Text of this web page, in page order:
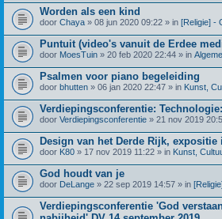
Worden als een kind
door Chaya » 08 jun 2020 09:22 » in [Religie] -
Puntuit (video's vanuit de Erdee
door MoesTuin » 20 feb 2020 22:44 » in
Psalmen voor piano begeleiding
door bhutten » 06 jan 2020 22:47 » in Kunst,
Verdiepingsconferentie:
door Verdiepingsconferentie » 21 nov 2019
Design van het Derde Rijk, expositie
door K80 » 17 nov 2019 11:22 » in Kunst,
God houdt van je
door DeLange » 22 sep 2019 14:57 » in
Verdiepingsconferentie 'God